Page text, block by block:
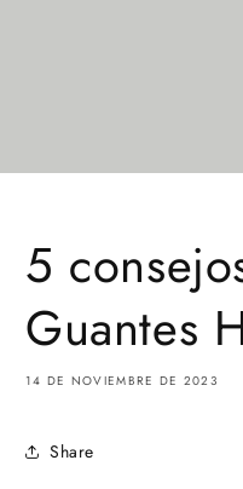
5
Guantes
14 DE NOVIEMBRE DE 2023
Share